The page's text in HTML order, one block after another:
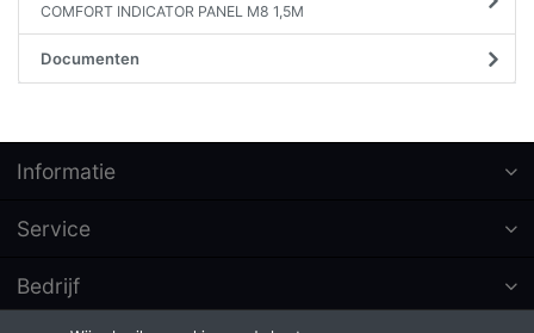
COMFORT INDICATOR PANEL M8 1,5M
Documenten
Informatie
Service
Bedrijf